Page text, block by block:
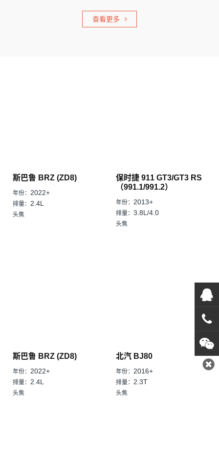
查看更多
斯巴鲁 BRZ (ZD8)
年份： 2022+
排量： 2.4L
头焦
保时捷 911 GT3/GT3 RS
（991.1/991.2）
年份： 2013+
排量：3.8L/4.0
头焦
斯巴鲁 BRZ (ZD8)
年份： 2022+
排量： 2.4L
头焦
北汽 BJ80
年份： 2016+
排量： 2.3T
头焦
在线
咨询